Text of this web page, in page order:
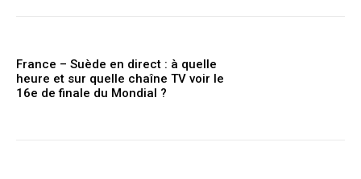
France – Suède en direct : à quelle
heure et sur quelle chaîne TV voir le
16e de finale du Mondial ?